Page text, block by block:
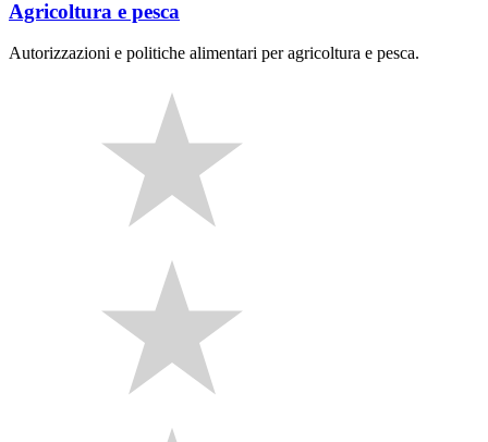
Agricoltura e pesca
Autorizzazioni e politiche alimentari per agricoltura e pesca.